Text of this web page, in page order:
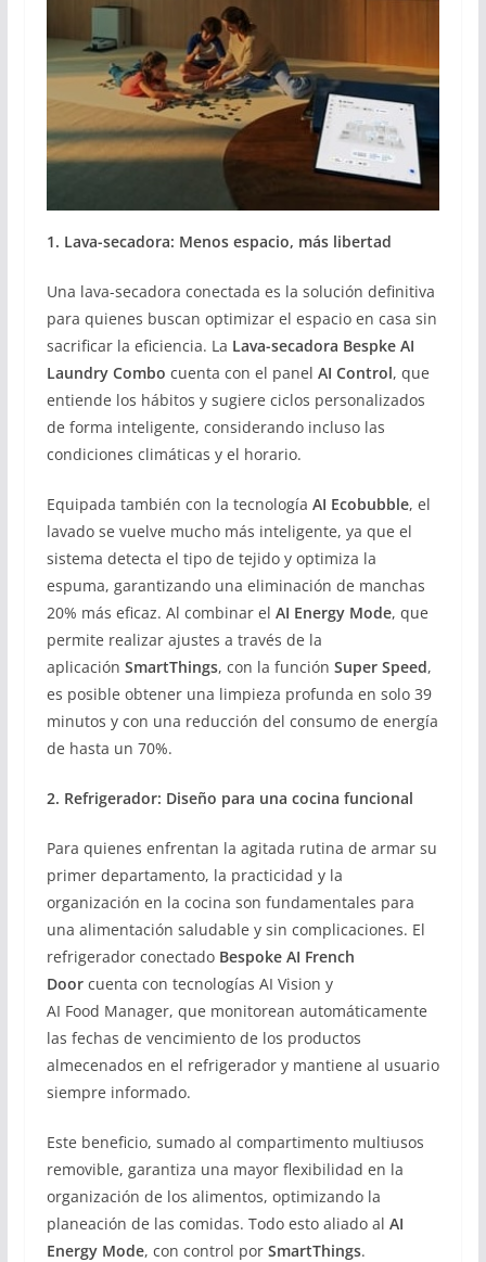
1. Lava-secadora: Menos espacio, más libertad
Una lava-secadora conectada es la solución definitiva
para quienes buscan optimizar el espacio en casa sin
sacrificar la eficiencia. La Lava-secadora Bespke AI
Laundry Combo cuenta con el panel AI Control, que
entiende los hábitos y sugiere ciclos personalizados
de forma inteligente, considerando incluso las
condiciones climáticas y el horario.
Equipada también con la tecnología AI Ecobubble, el
lavado se vuelve mucho más inteligente, ya que el
sistema detecta el tipo de tejido y optimiza la
espuma, garantizando una eliminación de manchas
20% más eficaz. Al combinar el AI Energy Mode, que
permite realizar ajustes a través de la
aplicación SmartThings, con la función Super Speed,
es posible obtener una limpieza profunda en solo 39
minutos y con una reducción del consumo de energía
de hasta un 70%.
2. Refrigerador: Diseño para una cocina funcional
Para quienes enfrentan la agitada rutina de armar su
primer departamento, la practicidad y la
organización en la cocina son fundamentales para
una alimentación saludable y sin complicaciones. El
refrigerador conectado Bespoke AI French
Doorcuenta con tecnologías AI Vision y
AI Food Manager, que monitorean automáticamente
las fechas de vencimiento de los productos
almecenados en el refrigerador y mantiene al usuario
siempre informado.
Este beneficio, sumado al compartimento multiusos
removible, garantiza una mayor flexibilidad en la
organización de los alimentos, optimizando la
planeación de las comidas. Todo esto aliado al AI
Energy Mode, con control por SmartThings.